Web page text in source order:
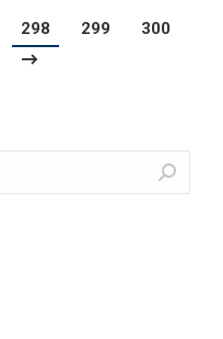
298 299
300